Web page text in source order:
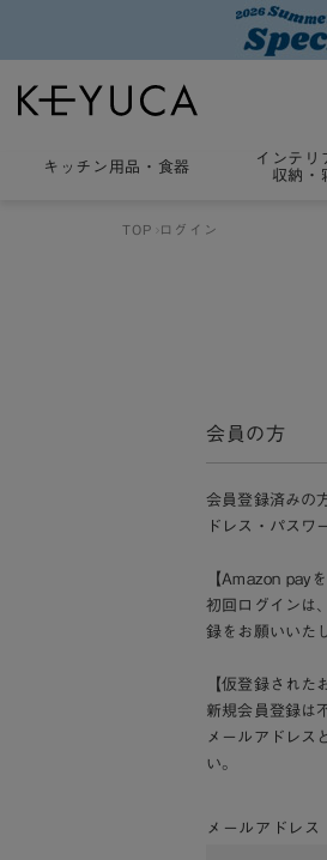
キッチン用品 ・ 食器
インテリ
収納・
TOP ログイン
会員の方
会員登録済みの
ドレス・パスワ
【Amazon pay
初回ログインは
録をお願いいた
【仮登録された
新規会員登録は
メールアドレス
い。
メールアドレス